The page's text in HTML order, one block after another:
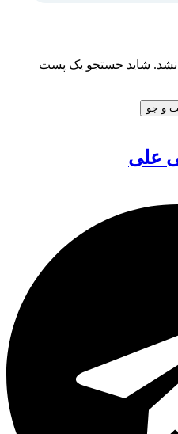
نشد. شاید جستجو یک پست
و جو
علی